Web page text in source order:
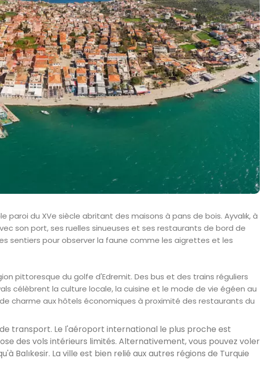
du XVe siècle abritant des maisons à pans de bois. Ayvalık, à
son port, ses ruelles sinueuses et ses restaurants de bord de
sentiers pour observer la faune comme les aigrettes et les
pittoresque du golfe d'Edremit. Des bus et des trains réguliers
célèbrent la culture locale, la cuisine et le mode de vie égéen au
charme aux hôtels économiques à proximité des restaurants du
transport. Le l'aéroport international le plus proche est
des vols intérieurs limités. Alternativement, vous pouvez voler
Balıkesir. La ville est bien relié aux autres régions de Turquie